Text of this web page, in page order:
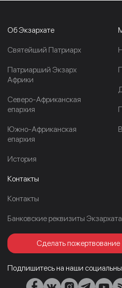
Об Экзархате
Cвятейший Патриарх
Патриарший Экзарх
Африки
Северо-Африканская
епархия
Южно-Африканская
епархия
История
Контакты
Контакты
Банковские реквизиты Экзархата
Сделать пожертвование
Подпишитесь на наши